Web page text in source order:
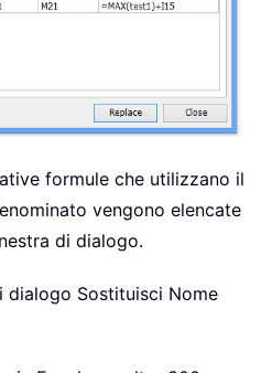
formule che utilizzano il
vengono elencate
di dialogo.
dialogo Sostituisci Nome